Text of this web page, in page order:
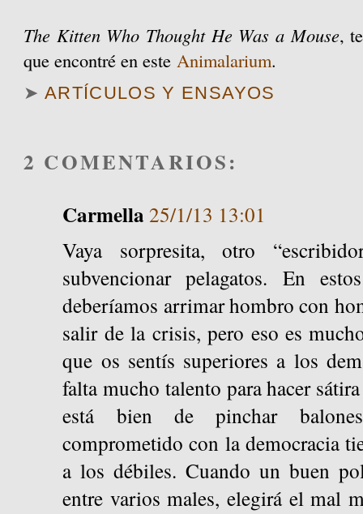
The Kitten Who Thought He Was a Mouse,
que encontré en esteAnimalarium.
➤ ARTÍCULOS Y ENSAYOS
2 COMENTARIOS:
Carmella 25/1/13 13:01
Vaya sorpresita, otro
subvencionar pelagatos. En
deberíamos arrimar hombro con
salir de la crisis, pero eso es
que os sentís superiores a los
falta mucho talento para hacer
está bien de pinchar
comprometido con la democracia
a los débiles. Cuando un buen
entre varios males, elegirá el mal